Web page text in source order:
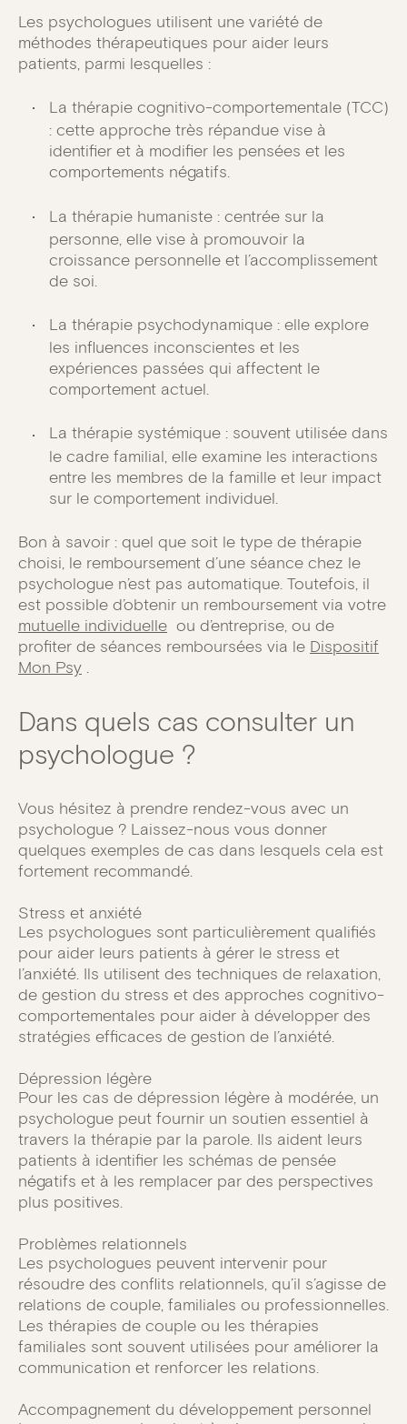
Les psychologues utilisent une variété de
méthodes thérapeutiques pour aider leurs
patients, parmi lesquelles :
La thérapie cognitivo-comportementale (TCC)
: cette approche très répandue vise à
identifier et à modifier les pensées et les
comportements négatifs.
La thérapie humaniste : centrée sur la
personne, elle vise à promouvoir la
croissance personnelle et l’accomplissement
de soi.
La thérapie psychodynamique : elle explore
les influences inconscientes et les
expériences passées qui affectent le
comportement actuel.
La thérapie systémique : souvent utilisée dans
le cadre familial, elle examine les interactions
entre les membres de la famille et leur impact
sur le comportement individuel.
Bon à savoir : quel que soit le type de thérapie
choisi, le remboursement d’une séance chez le
psychologue n’est pas automatique. Toutefois, il
est possible d’obtenir un remboursement via votre
mutuelle individuelle ou d’entreprise, ou de
profiter de séances remboursées via le Dispositif
Mon Psy .
Dans quels cas consulter un
psychologue ?
Vous hésitez à prendre rendez-vous avec un
psychologue ? Laissez-nous vous donner
quelques exemples de cas dans lesquels cela est
fortement recommandé.
Stress et anxiété
Les psychologues sont particulièrement qualifiés
pour aider leurs patients à gérer le stress et
l’anxiété. Ils utilisent des techniques de relaxation,
de gestion du stress et des approches cognitivo-
comportementales pour aider à développer des
stratégies efficaces de gestion de l’anxiété.
Dépression légère
Pour les cas de dépression légère à modérée, un
psychologue peut fournir un soutien essentiel à
travers la thérapie par la parole. Ils aident leurs
patients à identifier les schémas de pensée
négatifs et à les remplacer par des perspectives
plus positives.
Problèmes relationnels
Les psychologues peuvent intervenir pour
résoudre des conflits relationnels, qu’il s’agisse de
relations de couple, familiales ou professionnelles.
Les thérapies de couple ou les thérapies
familiales sont souvent utilisées pour améliorer la
communication et renforcer les relations.
Accompagnement du développement personnel